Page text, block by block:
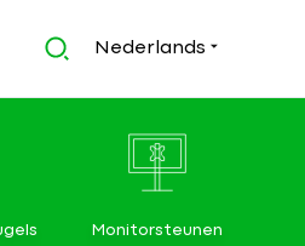
Nederlands
Monitorsteunen